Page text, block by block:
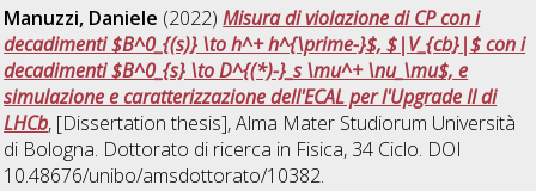
Manuzzi, Daniele (2022)Misura di violazione di CP con i
decadimenti $B^0_{(s)} \to h^+ h^{\prime-}$, $|V_{cb}|$ con i
decadimenti $B^0_{s} \to D^{(*)-}_s \mu^+ \nu_\mu$, e
simulazione e caratterizzazione dell'ECAL per l'Upgrade II di
LHCb, [Dissertation thesis], Alma Mater Studiorum Università
di Bologna. Dottorato di ricerca in Fisica, 34 Ciclo. DOI
10.48676/unibo/amsdottorato/10382.